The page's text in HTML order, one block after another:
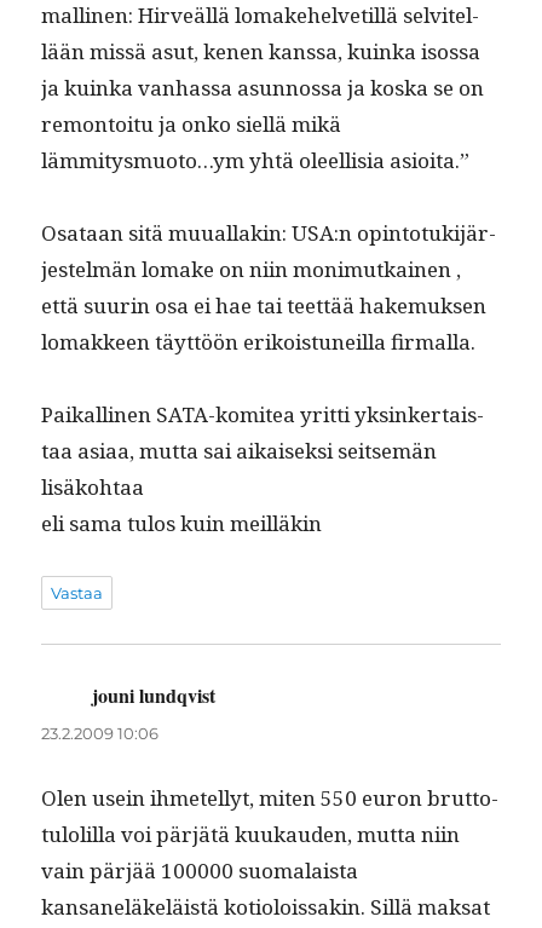
malli­nen: Hirveäl­lä lomake­hel­vetil­lä selvitel­
lään mis­sä asut, kenen kanssa, kuin­ka isos­sa
ja kuin­ka van­has­sa asun­nos­sa ja kos­ka se on
remon­toitu ja onko siel­lä mikä
lämmitysmuoto…ym yhtä oleel­lisia asioita.”
Osa­taan sitä muual­lakin: USA:n opin­to­tuk­i­jär­
jestelmän lomake on niin mon­imutkainen ,
että suurin osa ei hae tai teet­tää hake­muk­sen
lomak­keen täyt­töön erikois­tuneil­la firmalla.
Paikalli­nen SATA-komitea yrit­ti yksinker­tais­
taa asi­aa, mut­ta sai aikaisek­si seit­semän
lisäkohtaa
eli sama tulos kuin meilläkin
Vastaa
jouni lundqvistsanoo:
23.2.2009 10:06
Olen usein ihme­tel­lyt, miten 550 euron brut­to­
tu­lo­lil­la voi pär­jätä kuukau­den, mut­ta niin
vain pär­jää 100000 suo­ma­laista
kansaneläkeläistä koti­olois­sakin. Sil­lä mak­sat